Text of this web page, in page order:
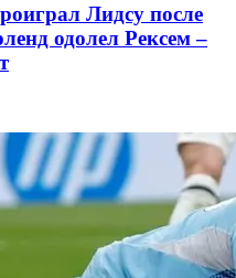
Лидсу после
одолел Рексем –